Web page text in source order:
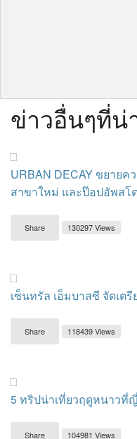
ข่าวอื่นๆที่น่
URBAN DECAY ขยายค
สาขาใหม่ และป๊อปอัพสโ
Share 130297 Views
เซ็นทรัล เอ็มบาสซี จัดเต
Share 118439 Views
5 ทริปน่าเที่ยวฤดูหนาวที่
Share 104981 Views